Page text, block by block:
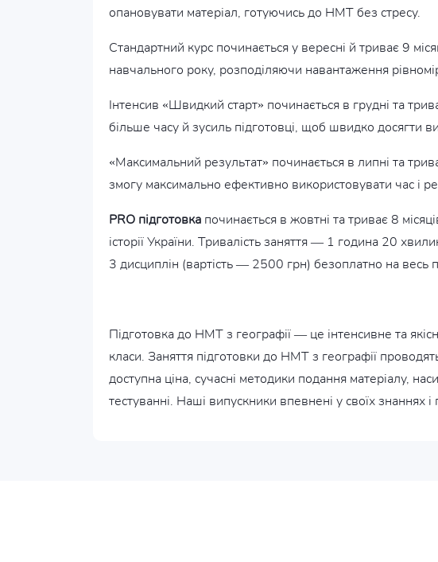
опановувати матеріал, готуючись до НМТ без стресу.
Стандартний курс починається у вересні й триває 9
навчального року, розподіляючи навантаження
Інтенсив «Швидкий старт» починається в грудні та
більше часу й зусиль підготовці, щоб швидко досягти
«Максимальний результат» починається в липні та
змогу максимально ефективно використовувати час і
PRO підготовка починається в жовтні та триває 8
історії України. Тривалість заняття — 1 година 20
3 дисциплін (вартість — 2500 грн) безоплатно на весь
Підготовка до НМТ з географії — це інтенсивне та
класи. Заняття підготовки до НМТ з географії
доступна ціна, сучасні методики подання матеріалу,
тестуванні. Наші випускники впевнені у своїх знаннях